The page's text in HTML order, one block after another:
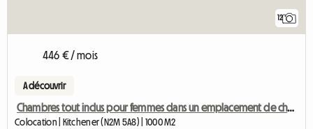
12
446 € / mois
A découvrir
Chambres tout inclus pour femmes dans un emplacement de choix à Kitchener
Colocation | Kitchener (N2M 5A8) | 1000 M2